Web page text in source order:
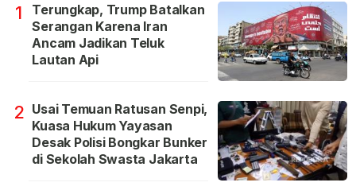
1
Terungkap, Trump Batalkan
Serangan Karena Iran
Ancam Jadikan Teluk
Lautan Api
2 Usai Temuan Ratusan Senpi,
Kuasa Hukum Yayasan
Desak Polisi Bongkar Bunker
di Sekolah Swasta Jakarta